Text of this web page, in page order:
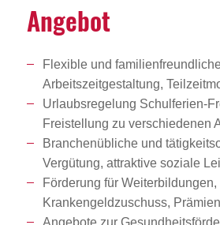
Angebot
Flexible und
Arbeitszeitgestaltung,
Urlaubsregelung Schulferien-
Freistellung zu verschiedenen
Branchenübliche und
Vergütung, attraktive soziale
Förderung für Weiterbildungen,
Krankengeldzuschuss, Prämien
Angebote zur